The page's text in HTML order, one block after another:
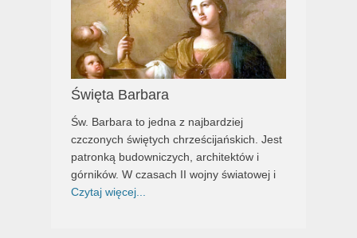
Święta Barbara
Św. Barbara to jedna z najbardziej
czczonych świętych chrześcijańskich. Jest
patronką budowniczych, architektów i
górników. W czasach II wojny światowej i
Czytaj więcej...